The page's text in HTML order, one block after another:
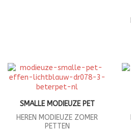
SMALLE MODIEUZE PET
HEREN MODIEUZE ZOMER
PETTEN